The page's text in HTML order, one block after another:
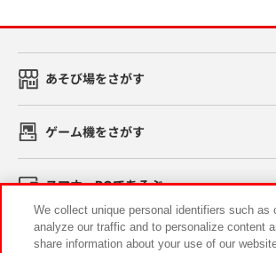
あそび場をさがす
ゲーム機をさがす
スマホ・PCであそぶ
イベント・キャンペーン
We collect unique personal identifiers such as
analyze our traffic and to personalize content
share information about your use of our